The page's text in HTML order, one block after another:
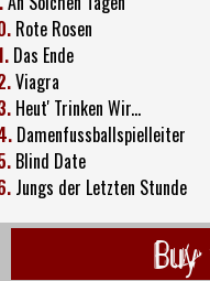
Rote Rosen
Das Ende
Viagra
Heut' Trinken Wir...
Damenfussballspielleiter
Blind Date
Jungs der Letzten Stunde